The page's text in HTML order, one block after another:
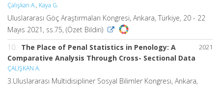
Çalışkan A., Kaya G.
Uluslararası Göç Araştırmaları Kongresi, Ankara, Türkiye, 20 - 22
Mayıs 2021, ss.75, (Özet Bildiri)
2021
10.
The Place of Penal Statistics in Penology: A
Comparative Analysis Through Cross- Sectional Data
ÇALIŞKAN A.
3.Uluslararası Multidisipliner Sosyal Bilimler Kongresi, Ankara,